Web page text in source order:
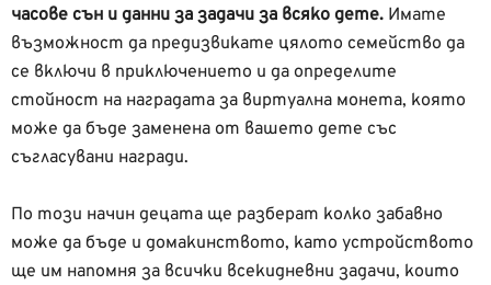
часове сън и данни за задачи за всяко дете. Имате
възможност да предизвикате цялото семейство да
се включи в приключението и да определите
стойност на наградата за виртуална монета, която
може да бъде заменена от вашето дете със
съгласувани награди.
По този начин децата ще разберат колко забавно
може да бъде и домакинството, като устройството
ще им напомня за всички всекидневни задачи, които